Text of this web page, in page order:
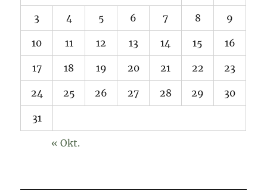
3 4 5 6 7 8 9
10 11 12 13 14 15 16
17 18 19 20 21 22 23
24 25 26 27 28 29 30
31
« Okt.